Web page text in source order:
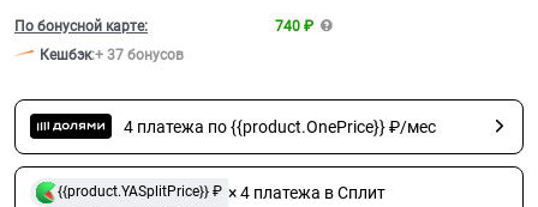
По бонусной карте:
740 ₽
Кешбэк:+ 37 бонусов
4 платежа по {{product.OnePrice}} ₽/мес
{{product.YASplitPrice}} ₽ × 4 платежа в Сплит